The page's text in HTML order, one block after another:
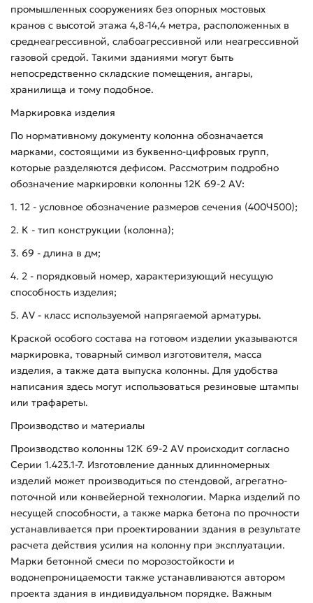
промышленных сооружениях без опорных мостовых
кранов с высотой этажа 4,8-14,4 метра, расположенных в
среднеагрессивной, слабоагрессивной или неагрессивной
газовой средой. Такими зданиями могут быть
непосредственно складские помещения, ангары,
хранилища и тому подобное.
Маркировка изделия
По нормативному документу колонна обозначается
марками, состоящими из буквенно-цифровых групп,
которые разделяются дефисом. Рассмотрим подробно
обозначение маркировки колонны 12К 69-2 АV:
1. 12 - условное обозначение размеров сечения (400Ч500);
2. К - тип конструкции (колонна);
3. 69 - длина в дм;
4. 2 - порядковый номер, характеризующий несущую
способность изделия;
5. AV - класс используемой напрягаемой арматуры.
Краской особого состава на готовом изделии указываются
маркировка, товарный символ изготовителя, масса
изделия, а также дата выпуска колонны. Для удобства
написания здесь могут использоваться резиновые штампы
или трафареты.
Производство и материалы
Производство колонны 12К 69-2 АV происходит согласно
Серии 1.423.1-7. Изготовление данных длинномерных
изделий может производиться по стендовой, агрегатно-
поточной или конвейерной технологии. Марка изделий по
несущей способности, а также марка бетона по прочности
устанавливается при проектировании здания в результате
расчета действия усилия на колонну при эксплуатации.
Марки бетонной смеси по морозостойкости и
водонепроницаемости также устанавливаются автором
проекта здания в индивидуальном порядке. Важным